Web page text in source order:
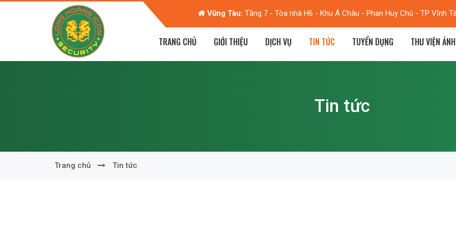
Giáp - TP Trà Vinh - T. Trà Vinh Vũng Tàu: Tầng 7 - Tòa nhà H6 - Khu Á Châu - Phan Huy Chú - TP Vĩnh
TRANG CHỦ GIỚI THIỆU DỊCH VỤ TIN TỨC TUYỂN DỤNG THƯ VIỆN ẢNH
Tin tức
Trang chủ Tin tức